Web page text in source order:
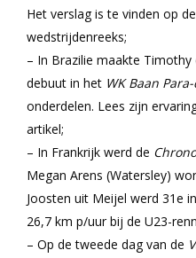
Het verslag is te vinden op de
wedstrijdenreeks;
– In Brazilie maakte
debuut in het WK Baan
onderdelen. Lees zijn
artikel;
– In Frankrijk werd de
Megan Arens (Watersley)
Joosten uit Meijel werd 31e
26,7 km p/uur bij de U23-
– Op de tweede dag van de